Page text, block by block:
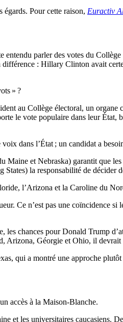
égards. Pour cette raison, Euractiv
parler des votes du
: Hillary Clinton avait
» ?
au Collège électoral, un organe
le vote populaire dans leur
dans l’État ; un candidat a
et Nebraska) garantit que
la responsabilité de décider
l’Arizona et la Caroline du
Ce n’est pas une coïncidence
chances pour Donald Trump
Arizona, Géorgie et Ohio, il
qui a montré une approche
accès à la Maison-Blanche.
et les universitaires caucasiens.